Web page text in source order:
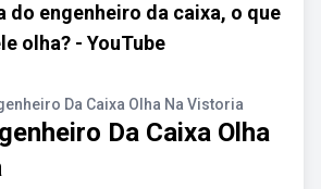
do engenheiro da caixa, o que
olha? - YouTube
Da Caixa Olha Na Vistoria
Da Caixa Olha